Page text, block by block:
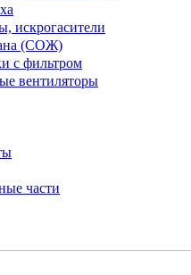
искрогасители
(СОЖ)
с фильтром
вентиляторы
части